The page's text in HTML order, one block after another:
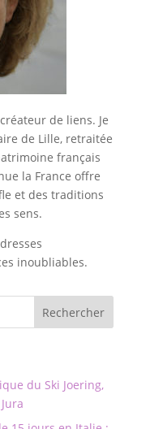
de liens. Je
de Lille, retraitée
français
la France offre
et des traditions
sens.
inoubliables.
du Ski Joering,